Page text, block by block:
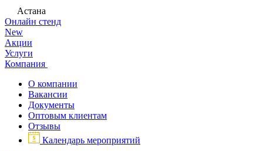
Астана
Онлайн стенд
New
Акции
Услуги
Компания
О компании
Вакансии
Документы
Оптовым клиентам
Отзывы
Календарь мероприятий